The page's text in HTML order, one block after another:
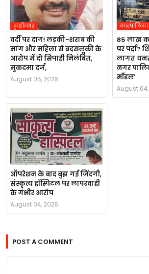
कुशीनगर
वर्दी पर दाग! लड़की-शराब की
मांग और महिला से बदसलूकी के
आरोप में दो सिपाही निलंबित,
मुकदमा दर्ज,
August 05, 2026
85 लाख
पर पर्दा?
लागत
नगर
मॉडल'
August
ऑपरेशन के बाद बुझ गई जिंदगी,
संस्कृत्य हॉस्पिटल पर लापरवाही
के गंभीर आरोप
August 04, 2026
POST A COMMENT